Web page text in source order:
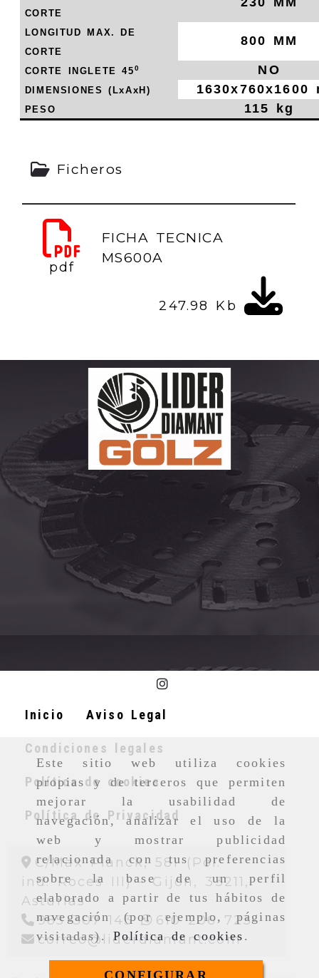
Este sitio web utiliza cookies
propias y de terceros que permiten
mejorar la usabilidad de
navegación, analizar el uso de la
web y mostrar publicidad
relacionada con tus preferencias
sobre la base de un perfil
elaborado a partir de tus hábitos de
navegación (por ejemplo, páginas
visitadas). Política de cookies .
CORTE
LONGITUD MAX. DE
CORTE
800 MM
CORTE INGLETE 450 NO
DIMENSIONES (LxAxH) 1630x760x1600
PESO 115 kg
Ficheros
pdf
FICHA TECNICA
MS600A
247.98 Kb
Inicio Aviso Legal
Condiciones legales
Política de cookies
Política de Privacidad
C/Max Planck, 581 (Pol.
ind. Roces III) -Gijon, 33211,
Asturias
985 307 143
610 206 723
correo
liderdiamant.comcorreo